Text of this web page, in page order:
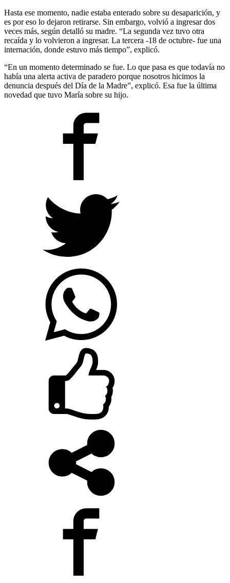
Hasta ese momento, nadie estaba enterado sobre su desaparición, y
es por eso lo dejaron retirarse. Sin embargo, volvió a ingresar dos
veces más, según detalló su madre. “La segunda vez tuvo otra
recaída y lo volvieron a ingresar. La tercera -18 de octubre- fue una
internación, donde estuvo más tiempo”, explicó.
“En un momento determinado se fue. Lo que pasa es que todavía no
había una alerta activa de paradero porque nosotros hicimos la
denuncia después del Día de la Madre”, explicó. Esa fue la última
novedad que tuvo María sobre su hijo.